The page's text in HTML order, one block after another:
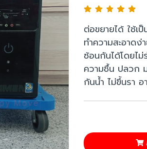
ต่อขยายได้ ใช้เ
ทำความสะอาด
ซ้อนกันได้โดยไ
ความชื้น ปลวก
กันน้ำ ไม่ขึ้นรา